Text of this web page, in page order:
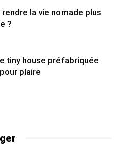
la vie nomade plus
?
tiny house préfabriquée
plaire